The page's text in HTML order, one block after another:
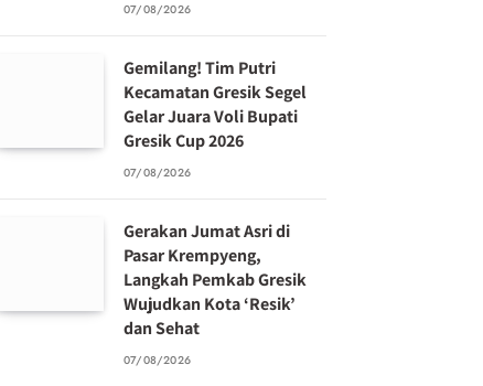
07/08/2026
Gemilang! Tim Putri
Kecamatan Gresik Segel
Gelar Juara Voli Bupati
Gresik Cup 2026
07/08/2026
Gerakan Jumat Asri di
Pasar Krempyeng,
Langkah Pemkab Gresik
Wujudkan Kota ‘Resik’
dan Sehat
07/08/2026